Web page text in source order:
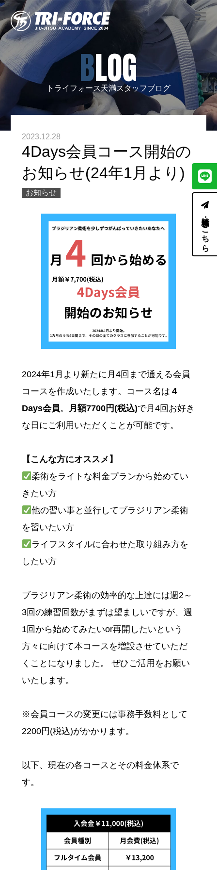
BLOG
トライフォース天満スタッフブログ
2023.12.28
4Days会員コース開始の
お知らせ(24年1月より)
お知らせ
2024年1月より新たに月4回まで通える会員
コースを作成いたします。コース名は ４
Days会員。 月額7700円(税込)で月4回お好き
な日にご利用いただくことが可能です。
【こんな方にオススメ】
柔術をライトな料金プランから始めてい
きたい方
他の習い事と並行してブラジリアン柔術
を習いたい方
ライフスタイルに合わせた取り組み方を
したい方
ブラジリアン柔術の効率的な上達には週2～
3回の練習回数がまずは望ましいですが、週
1回から始めてみたいor再開したいという
方々に向けて本コースを増設させていただ
くことになりました。 ぜひご活用をお願い
いたします。
※会員コースの変更には事務手数料として
2200円(税込)がかかります。
以下、現在の各コースとその料金体系で
す。
体験・見学はこちら